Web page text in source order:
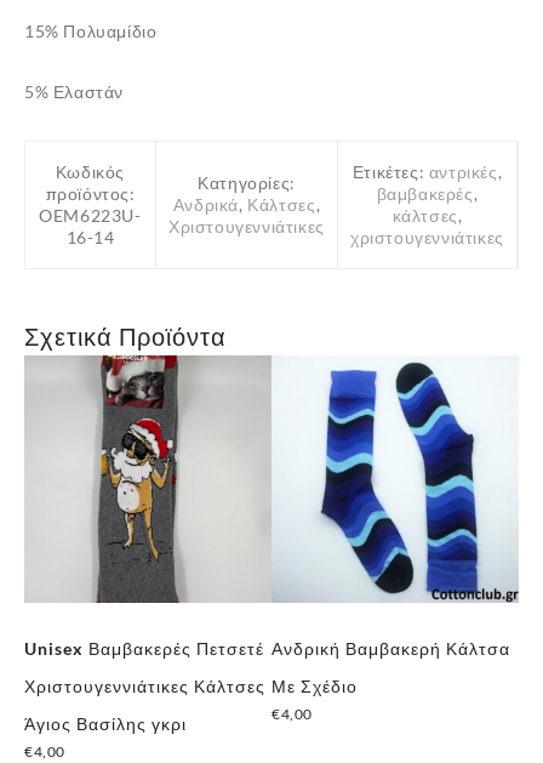
15% Πολυαμίδιο
5% Ελαστάν
Κωδικός
προϊόντος:
OEM6223U-
16-14
Κατηγορίες:
Ανδρικά, Κάλτσες,
Χριστουγεννιάτικες
Ετικέτες: αντρικές,
βαμβακερές,
κάλτσες,
χριστουγεννιάτικες
Σχετικά Προϊόντα
Unisex Βαμβακερές Πετσετέ
Χριστουγεννιάτικες Κάλτσες
Άγιος Βασίλης γκρι
€4,00
Ανδρική Βαμβακερή Κάλτσα
Με Σχέδιο
€4,00